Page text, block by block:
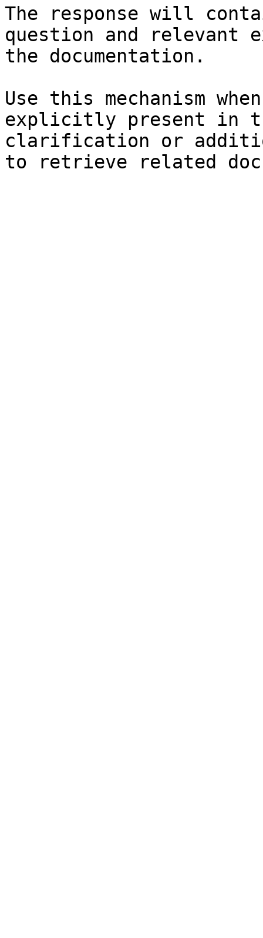
The response will
question and relevant
the documentation.
Use this mechanism
explicitly present in
clarification or